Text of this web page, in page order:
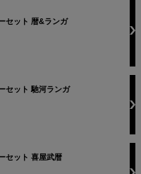
セット 暦&ランガ
セット 馳河ランガ
セット 喜屋武暦